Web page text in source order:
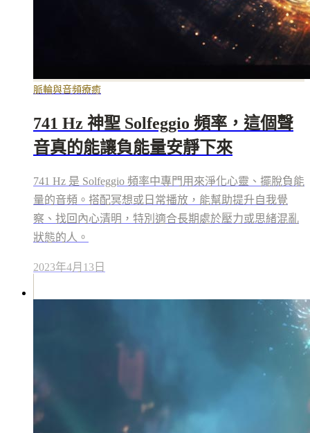
脈輪與音頻療癒
741 Hz 神聖 Solfeggio 頻率，這個聲
音真的能讓負能量安靜下來
741 Hz 是 Solfeggio 頻率中專門用來淨化心靈、擺脫負能
量的音頻。搭配冥想或日常播放，能幫助提升自我覺
察、找回內心清明，特別適合長期處於壓力或思緒混亂
狀態的人。
2023年4月13日